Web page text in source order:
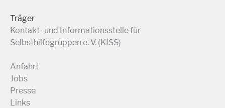
Träger
Kontakt- und Informationsstelle für
Selbsthilfegruppen e. V. (KISS)
Anfahrt
Jobs
Presse
Links